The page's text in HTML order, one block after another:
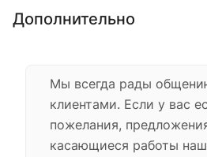
Дополнительно
Мы всегда рады
клиентами. Если у вас
пожелания,
касающиеся работы